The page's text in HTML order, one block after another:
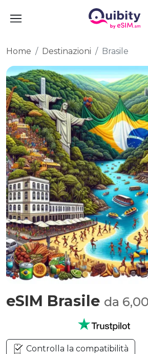
Home Destinazioni Brasile
eSIM Brasile da
Controlla la compatibilità